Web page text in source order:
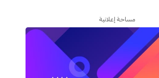
مساحة إعلانية